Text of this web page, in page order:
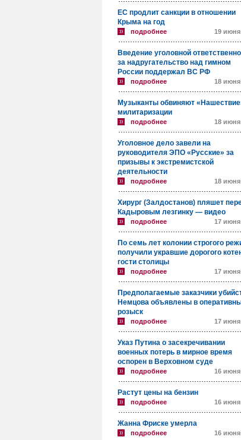
ЕС продлит санкции в отношении
Крыма на год
подробнее 19 июня
Введение уголовной
за надругательство над гимном
России поддержал ВС РФ
подробнее 18 июня
Музыканты обвиняют
милитаризации
подробнее 18 июня
Уголовное дело завели на
руководителя ЭПО «Русские» за
призывы к экстремистской
деятельности
подробнее 18 июня
Хирург (Залдостанов) пляшет
Кадыровым лезгинку — видео
подробнее 17 июня
По семь лет колонии строгого
получили укравшие дорогого
гости столицы
подробнее 17 июня
Предполагаемые заказчики
Немцова объявлены в
розыск
подробнее 17 июня
Указ Путина о засекречивании
военных потерь в мирное время
оспорен в Верховном суде
подробнее 16 июня
Растут цены на бензин
подробнее 16 июня
Жанна Фриске умерла
подробнее 16 июня